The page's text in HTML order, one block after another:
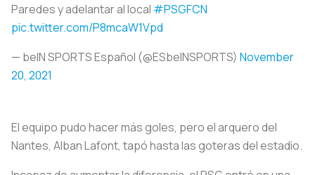
Paredes y adelantar al local #PSGFCN
pic.twitter.com/P8mcaW1Vpd
— beIN SPORTS Español (@ESbeINSPORTS) November
20, 2021
El equipo pudo hacer más goles, pero el arquero del
Nantes, Alban Lafont, tapó hasta las goteras del estadio.